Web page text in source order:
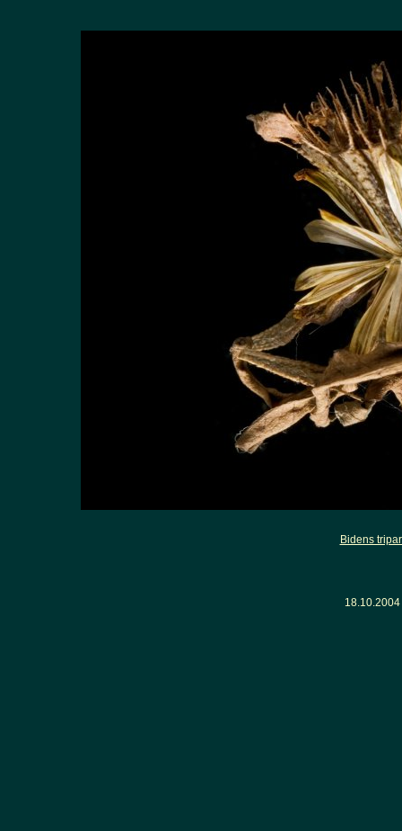
Bidens
18.10.2004